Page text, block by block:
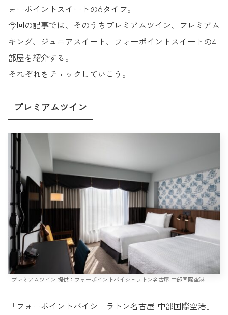
ォーポイントスイートの6タイプ。
今回の記事では、そのうちプレミアムツイン、プレミアム
キング、ジュニアスイート、フォーポイントスイートの4
部屋を紹介する。
それぞれをチェックしていこう。
プレミアムツイン
プレミアムツイン 提供：フォーポイントバイシェラトン名古屋 中部国際空港
「フォーポイントバイシェラトン名古屋 中部国際空港」